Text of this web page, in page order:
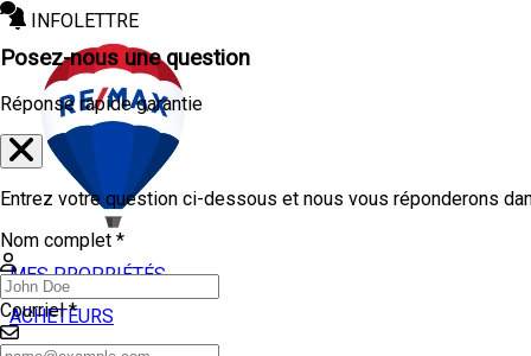
INFOLETTRE
MES PROPRIÉTÉS
ACHETEURS
Posez-nous une question
Réponse rapide garantie
Entrez votre question ci-dessous et nous vous réponderons
Nom complet *
Courriel *